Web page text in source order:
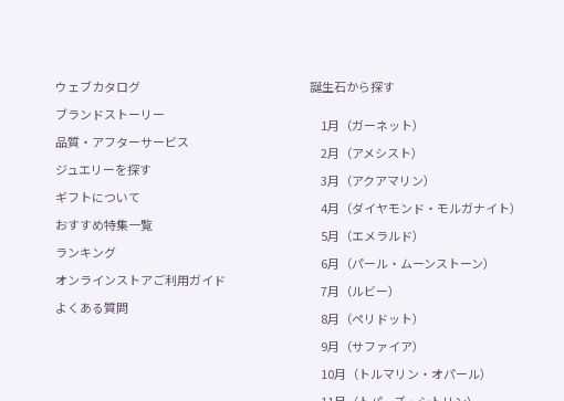
ウェブカタログ
ブランドストーリー
品質・アフターサービス
ジュエリーを探す
ギフトについて
おすすめ特集一覧
ランキング
オンラインストアご利用ガイド
よくある質問
誕生石から探す
1月（ガーネット）
2月（アメシスト）
3月（アクアマリン）
4月（ダイヤモンド・モルガナイト）
5月（エメラルド）
6月（パール・ムーンストーン）
7月（ルビー）
8月（ペリドット）
9月（サファイア）
10月（トルマリン・オパール）